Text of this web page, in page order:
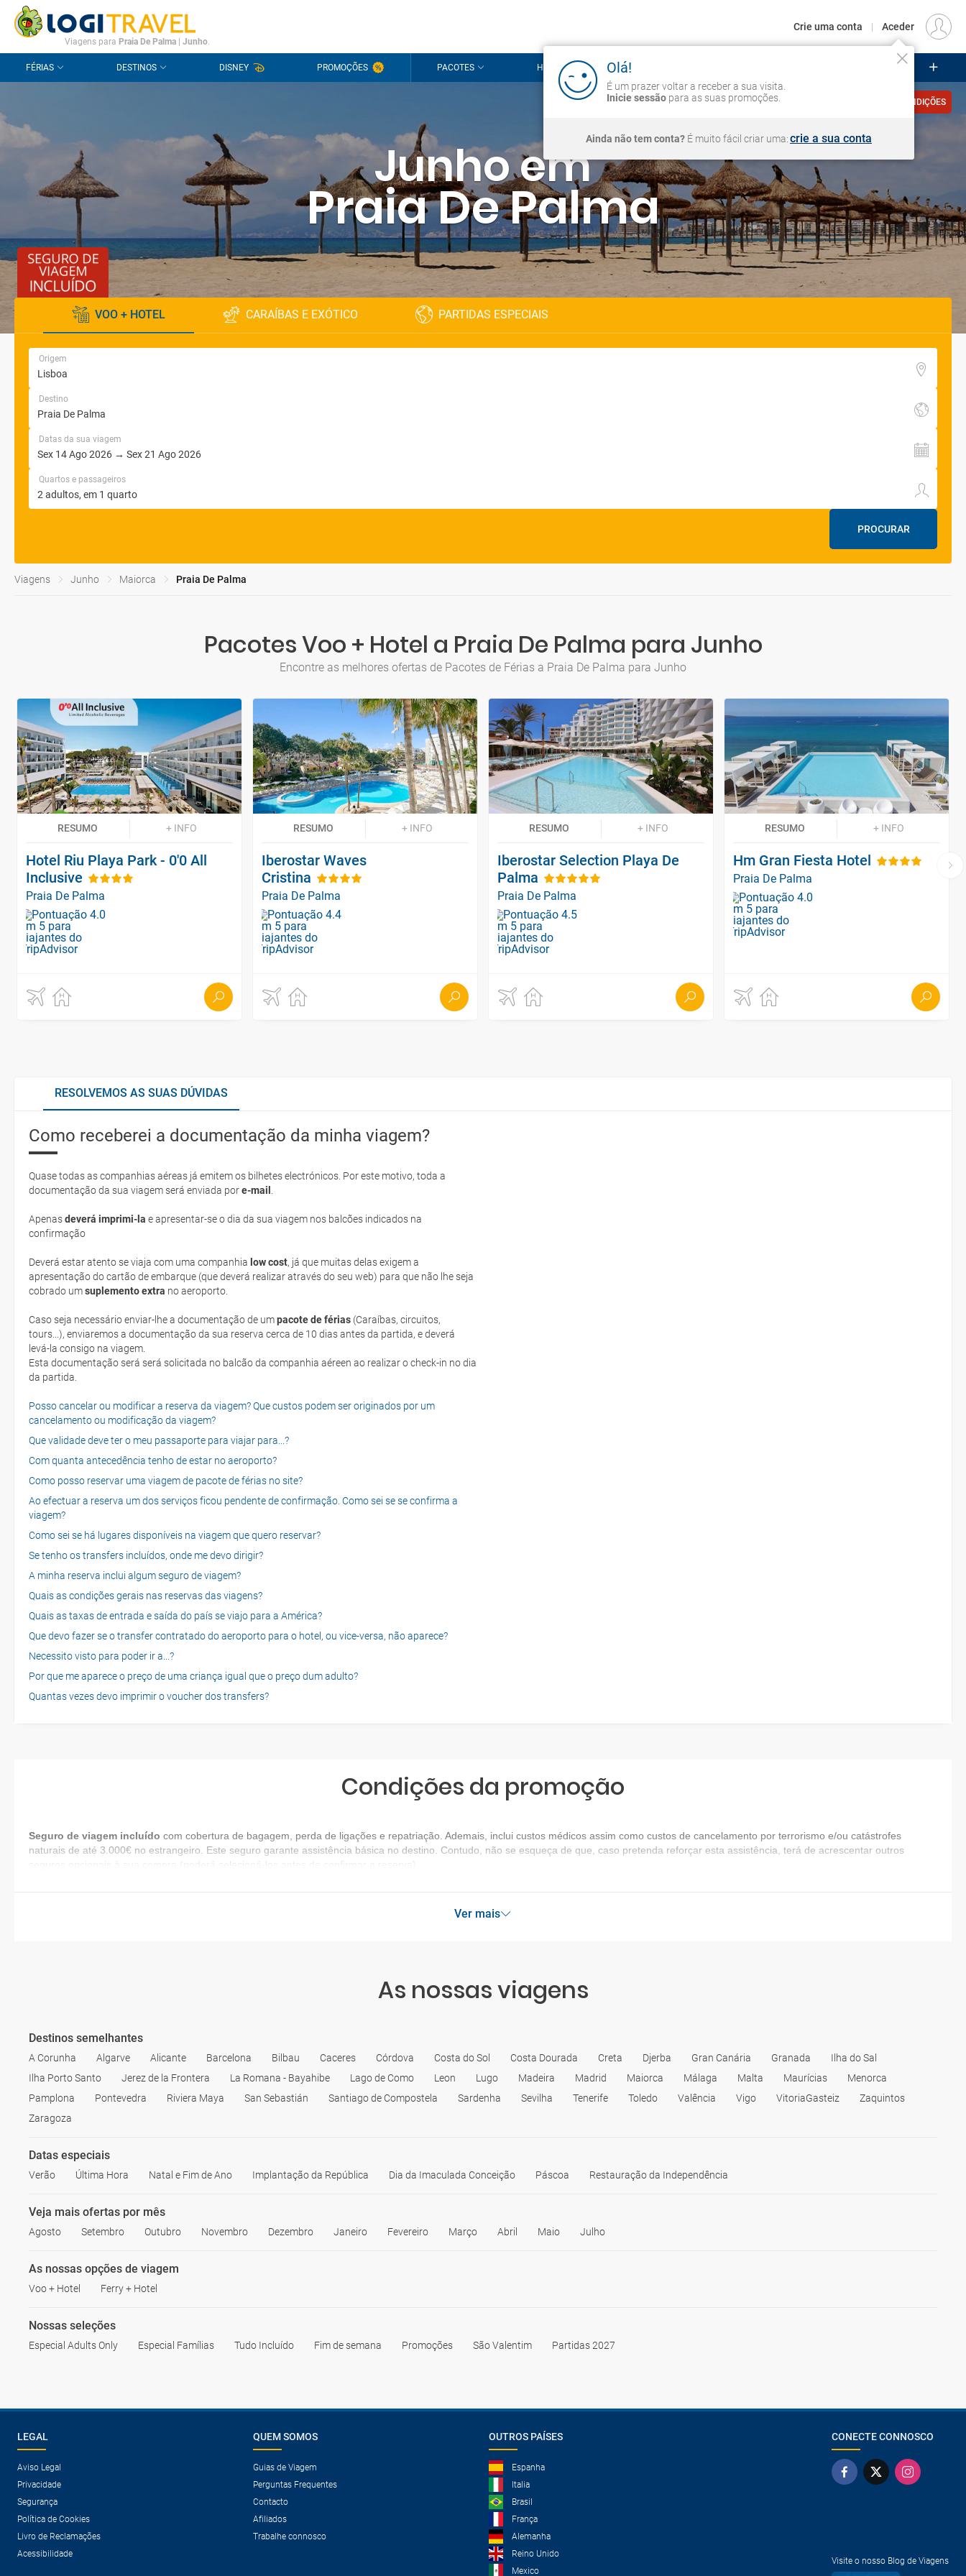
CONTACTO PERGUNTAS FREQUENTES EUR
Viagens para Praia De Palma Junho.
Crie uma conta | Aceder
Olá!
É um prazer voltar a receber a sua visita.
Inicie sessão para as suas promoções.
Ainda não tem conta? É muito fácil criar uma:crie a sua conta
FÉRIAS DESTINOS DISNEY PROMOÇÕES PACOTES HOTÉIS CRUZEIROS
Junho em
Praia De Palma
VER CONDIÇÕES
VOO + HOTEL CARAÍBAS E EXÓTICO PARTIDAS ESPECIAIS
Origem
Destino
Datas da sua viagem
Quartos e passageiros
PROCURAR
Viagens Junho Maiorca Praia De Palma
Pacotes Voo + Hotel a Praia De Palma para Junho
Encontre as melhores ofertas de Pacotes de Férias a Praia De Palma para Junho
RESUMO + INFO
Hotel Riu Playa Park - 0'0 All
Inclusive
Praia De Palma
RESUMO + INFO
Iberostar Waves
Cristina
Praia De Palma
RESUMO + INFO
Iberostar Selection Playa De
Palma
Praia De Palma
RESUMO + INFO
Hm Gran Fiesta Hotel
Praia De Palma
RESOLVEMOS AS SUAS DÚVIDAS
Como receberei a documentação da minha viagem?
Quase todas as companhias aéreas já emitem os bilhetes electrónicos. Por este motivo, toda a
documentação da sua viagem será enviada pore-mail
Apenasdeverá imprimi-la e apresentar-se o dia da sua viagem nos balcões indicados na
confirmação
Deverá estar atento se viaja com uma companhia low cost, já que muitas delas exigem a
apresentação do cartão de embarque (que deverá realizar através do seu web) para que não lhe seja
cobrado umsuplemento extra no aeroporto.
Caso seja necessário enviar-lhe a documentação de umpacote de férias (Caraíbas, circuitos,
tours...), enviaremos a documentação da sua reserva cerca de 10 dias antes da partida, e deverá
levá-la consigo na viagem.
Esta documentação será será solicitada no balcão da companhia aéreen ao realizar o check-in no dia
da partida.
Posso cancelar ou modificar a reserva da viagem? Que custos podem ser originados por um
cancelamento ou modificação da viagem?
Que validade deve ter o meu passaporte para viajar para...?
Com quanta antecedência tenho de estar no aeroporto?
Como posso reservar uma viagem de pacote de férias no site?
Ao efectuar a reserva um dos serviços ficou pendente de confirmação. Como sei se se confirma a
viagem?
Como sei se há lugares disponíveis na viagem que quero reservar?
Se tenho os transfers incluídos, onde me devo dirigir?
A minha reserva inclui algum seguro de viagem?
Quais as condições gerais nas reservas das viagens?
Quais as taxas de entrada e saída do país se viajo para a América?
Que devo fazer se o transfer contratado do aeroporto para o hotel, ou vice-versa, não aparece?
Necessito visto para poder ir a...?
Por que me aparece o preço de uma criança igual que o preço dum adulto?
Quantas vezes devo imprimir o voucher dos transfers?
Condições da promoção
Seguro de viagem incluído com cobertura de bagagem, perda de ligações e repatriação. Ademais, inclui custos médicos assim como custos de cancelamento por terrorismo e/ou catástrofes
naturais de até 3.000€ no estrangeiro. Este seguro garante assistência básica no destino. Contudo, não se esqueça de que, caso pretenda reforçar esta assistência, terá de acrescentar outros
seguros opcionais à sua compra (poderá selecioná-los antes de confirmar a reserva).
Ver mais
As nossas viagens
Destinos semelhantes
A Corunha Algarve Alicante Barcelona Bilbau Caceres Córdova Costa do Sol Costa Dourada Creta Djerba Gran Canária Granada
Ilha do Sal
Ilha Porto Santo
Jerez de la Frontera La Romana - Bayahibe Lago de Como Leon Lugo Madeira Madrid Maiorca Málaga Malta Maurícias
Menorca
Pamplona
Pontevedra Riviera Maya San Sebastián Santiago de Compostela Sardenha Sevilha Tenerife Toledo Valência Vigo VitoriaGasteiz
Zaquintos
Zaragoza
Datas especiais
Verão Última Hora Natal e Fim de Ano Implantação da República Dia da Imaculada Conceição Páscoa Restauração da Independência
Veja mais ofertas por mês
Agosto Setembro Outubro Novembro Dezembro Janeiro Fevereiro Março Abril Maio Julho
As nossas opções de viagem
Voo + Hotel Ferry + Hotel
Nossas seleções
Especial Adults Only Especial Famílias Tudo Incluído Fim de semana Promoções São Valentim Partidas 2027
LEGAL
Aviso Legal
Privacidade
Segurança
Política de Cookies
Livro de Reclamações
Acessibilidade
QUEM SOMOS
Guias de Viagem
Perguntas Frequentes
Contacto
Afiliados
Trabalhe connosco
OUTROS PAÍSES
Espanha
Italia
Brasil
França
Alemanha
Reino Unido
Mexico
CONECTE CONNOSCO
Visite o nosso Blog de Viagens